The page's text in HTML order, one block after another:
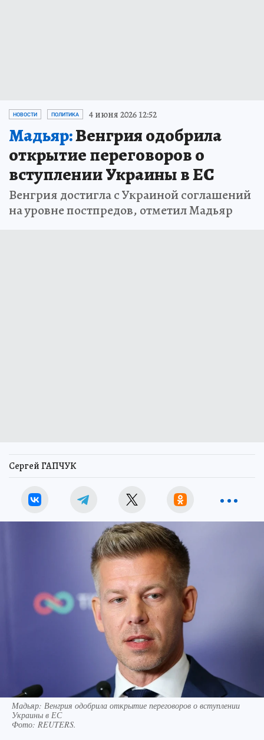
НОВОСТИ ПОЛИТИКА 4 июня 2026 12:52
Мадьяр:Венгрия одобрила
открытие переговоров о
вступлении Украины в ЕС
Венгрия достигла с Украиной соглашений
на уровне постпредов, отметил Мадьяр
Сергей ГАПЧУК
Мадьяр: Венгрия одобрила открытие переговоров о вступлении
Украины в ЕС
Фото: REUTERS.